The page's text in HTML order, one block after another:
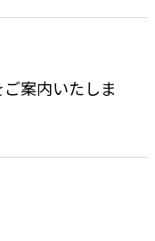
案内いたしま